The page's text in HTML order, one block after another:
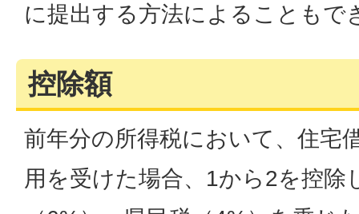
に提出する方法によることもで
控除額
前年分の所得税において、住宅
用を受けた場合、1から2を控除